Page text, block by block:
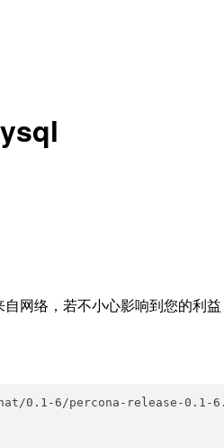
网络，若不小心影响到您的利益
0.1-6/percona-release-0.1-